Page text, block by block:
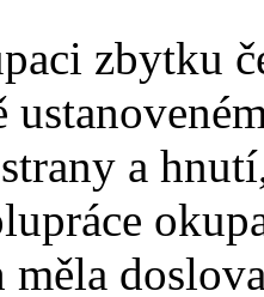
zbytku
a
měla